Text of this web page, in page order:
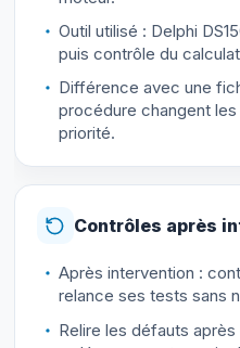
Outil utilisé : Delphi
puis contrôle du
Différence avec une
procédure changent
priorité.
Contrôles après
Après intervention :
relance ses tests sans
Relire les défauts